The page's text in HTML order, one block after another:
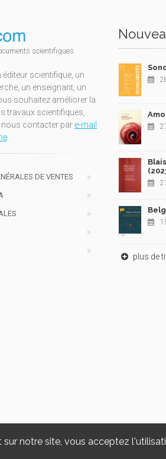
sur notre site, vous acceptez
scientifiques
éditeur scientifique, un
un enseignant, un
souhaitez améliorer la
travaux scientifiques,
nous contacter par e-mail
DE VENTES
plus de